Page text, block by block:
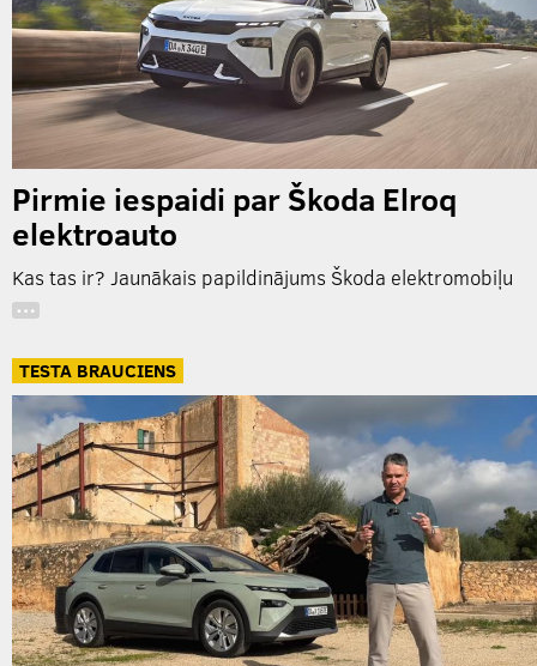
Pirmie iespaidi par Škoda Elroq
elektroauto
Kas tas ir? Jaunākais papildinājums Škoda elektromobiļu
…
TESTA BRAUCIENS